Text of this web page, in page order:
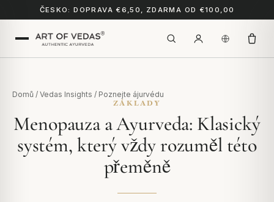
ČESKO: DOPRAVA €6,50, ZDARMA OD €100,00
Domů / Vedas Insights / Poznejte ájurvédu
ZÁKLADY
Menopauza a Ayurveda: Klasický
systém, který vždy rozuměl této
přeměně